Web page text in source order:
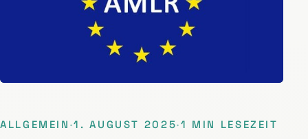
ALLGEMEIN ·1. AUGUST 2025·1 MIN LESEZEIT